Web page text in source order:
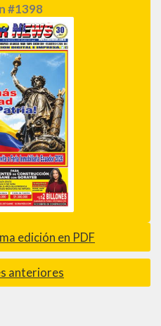
#1398
edición en PDF
anteriores